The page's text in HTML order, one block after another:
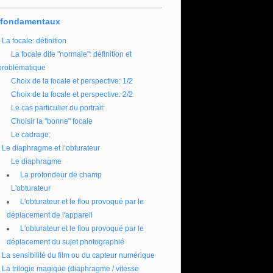
La focale: définition
La focale dite "normale": définition et
Choix de la focale et perspective: 1/2
Choix de la focale et perspective: 2/2
Le cas particulier du portrait:
Choisir la "bonne" focale
Le cadrage:
Le diaphragme et l’obturateur
Le diaphragme
La profondeur de champ
L'obturateur
L'obturateur et le flou provoqué par le
déplacement de l'appareil
L'obturateur et le flou provoqué par le
déplacement du sujet photographié
La sensibilité du film ou du capteur numérique
La trilogie magique (diaphragme / vitesse